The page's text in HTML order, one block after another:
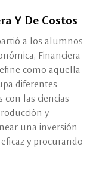
Y De Costos
a los alumnos
Financiera
como aquella
diferentes
las ciencias
y
una inversión
y procurando